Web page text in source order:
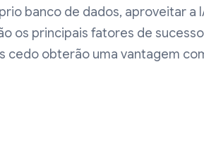
banco de dados, aproveitar a
os principais fatores de
cedo obterão uma vantagem